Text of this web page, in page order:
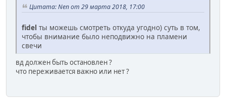
Цитата: Nen от 29 марта 2018, 17:00
fidel ты можешь смотреть откуда угодно) суть в том,
чтобы внимание было неподвижно на пламени
свечи
вд должен быть остановлен ?
что переживается важно или нет ?